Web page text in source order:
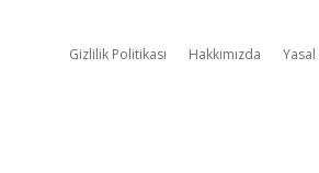
Gizlilik Politikası Hakkımızda Yasal